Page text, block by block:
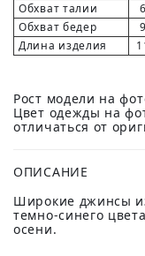
Обхват талии
Обхват бедер
Длина изделия
Рост модели на
Цвет одежды на
отличаться от
ОПИСАНИЕ
Широкие джинсы
темно-синего
осени.